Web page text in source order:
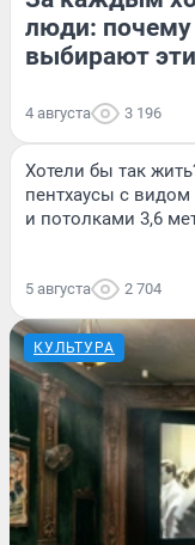
люди:
выбирают
4 августа 3 196
Хотели бы так
пентхаусы с видом
и потолками 3,6
5 августа 2 704
КУЛЬТУРА